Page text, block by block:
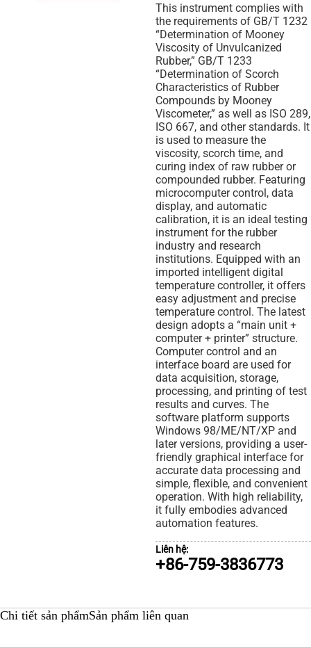
This instrument complies with
the requirements of GB/T 1232
“Determination of Mooney
Viscosity of Unvulcanized
Rubber,” GB/T 1233
“Determination of Scorch
Characteristics of Rubber
Compounds by Mooney
Viscometer,” as well as ISO 289,
ISO 667, and other standards. It
is used to measure the
viscosity, scorch time, and
curing index of raw rubber or
compounded rubber. Featuring
microcomputer control, data
display, and automatic
calibration, it is an ideal testing
instrument for the rubber
industry and research
institutions. Equipped with an
imported intelligent digital
temperature controller, it offers
easy adjustment and precise
temperature control. The latest
design adopts a “main unit +
computer + printer” structure.
Computer control and an
interface board are used for
data acquisition, storage,
processing, and printing of test
results and curves. The
software platform supports
Windows 98/ME/NT/XP and
later versions, providing a user-
friendly graphical interface for
accurate data processing and
simple, flexible, and convenient
operation. With high reliability,
it fully embodies advanced
automation features.
Liên hệ:
+86-759-3836773
Chi tiết sản phẩmSản phẩm liên quan